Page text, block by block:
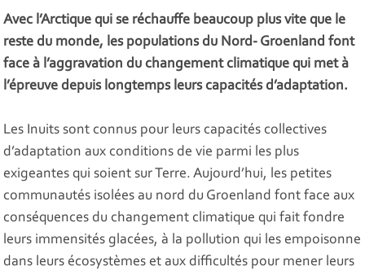
Avec l’Arctique qui se réchauffe beaucoup plus vite que le
reste du monde, les populations du Nord- Groenland font
face à l’aggravation du changement climatique qui met à
l’épreuve depuis longtemps leurs capacités d’adaptation.
Les Inuits sont connus pour leurs capacités collectives
d’adaptation aux conditions de vie parmi les plus
exigeantes qui soient sur Terre. Aujourd’hui, les petites
communautés isolées au nord du Groenland font face aux
conséquences du changement climatique qui fait fondre
leurs immensités glacées, à la pollution qui les empoisonne
dans leurs écosystèmes et aux difficultés pour mener leurs